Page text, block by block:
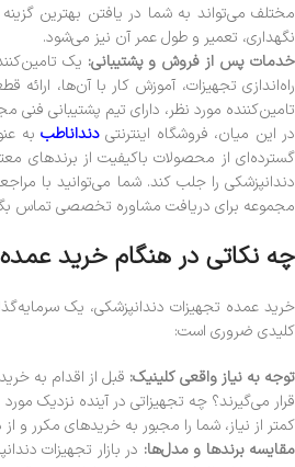
مختلف می‌تواند به شما در یافتن بهترین
نگهداری، تعمیر و طول عمر آن نیز می‌شود.
خدمات پس از فروش و پشتیبانی: یک
راه‌اندازی تجهیزات، آموزش کار با آن‌ها،
تامین‌کننده مورد نظر، دارای تیم پشتیبانی
در این میان، فروشگاه اینترنتیدنداناطب به
گسترده‌ای از محصولات باکیفیت از برندهای
دندانپزشکی را جلب کند. شما می‌توانید با
مجموعه برای دریافت مشاوره تخصصی تماس
چه نکاتی در هنگام خرید
خرید عمده تجهیزات دندانپزشکی، یک
کلیدی ضروری است:
توجه به نیاز واقعی کلینیک: قبل از اقدام به
قرار می‌گیرند؟ چه تجهیزاتی در آینده نزدیک
کمتر از نیاز، شما را مجبور به خریدهای مکرر
مقایسه برندها و مدل‌ها: در بازار تجهیزات